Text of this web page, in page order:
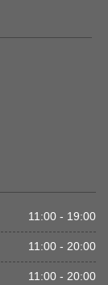
11:00 - 19:00
11:00 - 20:00
11:00 - 20:00